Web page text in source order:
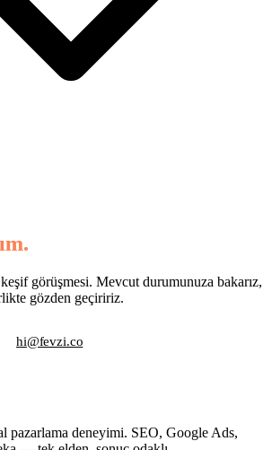
görüşmesi. Mevcut durumunuza bakarız,
gözden geçiririz.
hi@fevzi.co
pazarlama deneyimi. SEO, Google Ads,